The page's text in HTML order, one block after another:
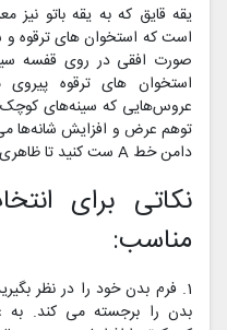
یقه قایق که به یقه باتو
است که استخوان های ترقوه و
صورت افقی در روی قفسه
استخوان های ترقوه
عروس‌هایی که سینه‌های
توهم عرض و افزایش شانه‌ها
دامن خط A ست کنید تا ظاهری جاودانه و زیبا داشته باشید.
نکاتی برای
مناسب:
1. فرم بدن خود را در نظر
بدن را برجسته می کند. به